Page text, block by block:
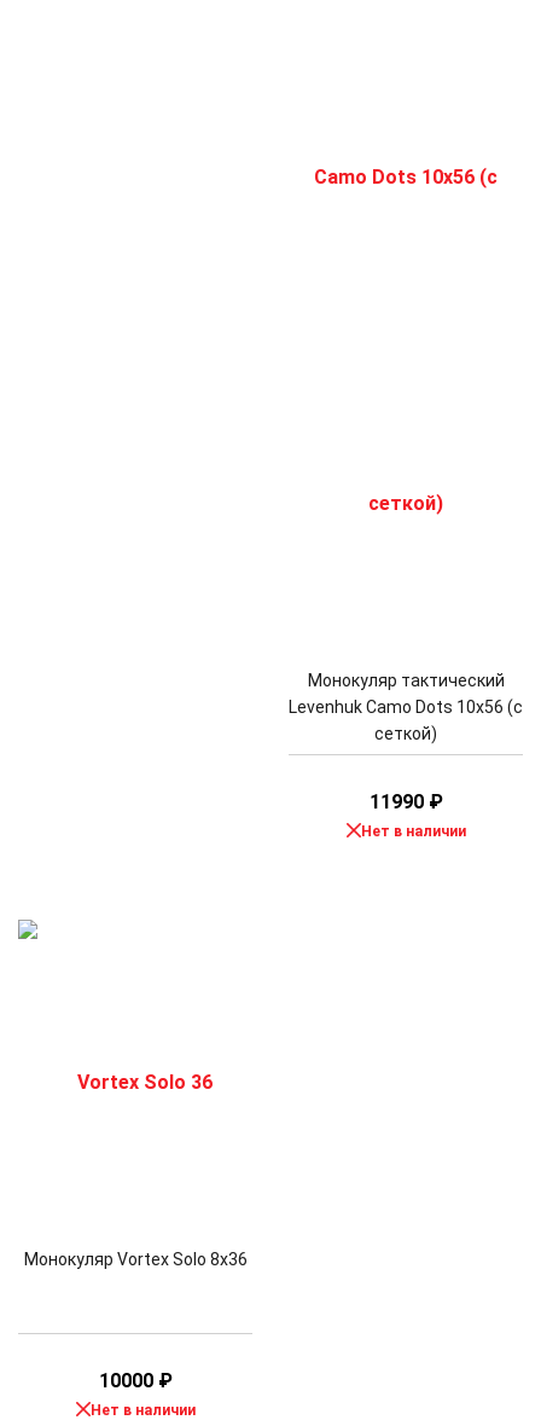
Монокуляр тактический
Levenhuk Camo Dots 10x56 (с
сеткой)
11990 ₽
Нет в наличии
Монокуляр Vortex Solo 8х36
10000 ₽
Нет в наличии